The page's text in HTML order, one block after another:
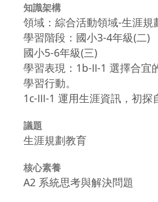
知識架構
領域：綜合活動領域-生涯規
學習階段：國小3-4年級(二)
國小5-6年級(三)
學習表現：1b-Ⅱ-1 選擇合宜
學習行動。
1c-Ⅲ-1 運用生涯資訊，初探
議題
生涯規劃教育
核心素養
A2 系統思考與解決問題